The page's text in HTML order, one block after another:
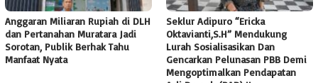
Anggaran Miliaran Rupiah di DLH
dan Pertanahan Muratara Jadi
Sorotan, Publik Berhak Tahu
Manfaat Nyata
Seklur Adipuro “Ericka
Oktavianti,S.H” Mendukung
Lurah Sosialisasikan Dan
Gencarkan Pelunasan PBB Demi
Mengoptimalkan Pendapatan